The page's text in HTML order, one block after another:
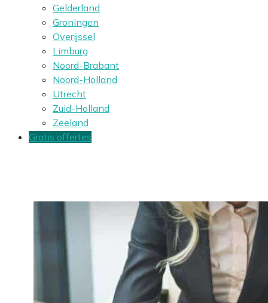
Gelderland
Groningen
Overijssel
Limburg
Noord-Brabant
Noord-Holland
Utrecht
Zuid-Holland
Zeeland
Gratis offertes